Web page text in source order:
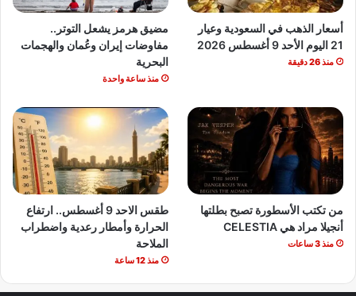
أسعار الذهب في السعودية وعيار
21 اليوم الأحد 9 أغسطس 2026
منذ 26 دقيقة
مضيق هرمز يشعل التوتر..
مفاوضات إيران وعُمان والهجمات
البحرية
منذ ساعة واحدة
من تكتب الأسطورة تصبح بطلتها
أنجيلا مراد هي CELESTIA
منذ 3 ساعات
طقس الاحد 9 أغسطس.. ارتفاع
الحرارة وأمطار رعدية واضطراب
الملاحة
منذ 12 ساعة